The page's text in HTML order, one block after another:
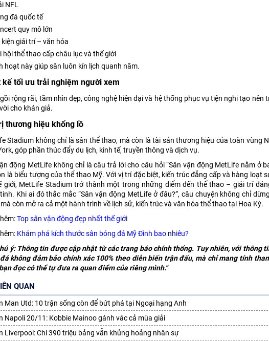
NFL
đá quốc tế
quy mô lớn
kiện giải trí – văn hóa
hội thể thao cấp châu lục và thế giới
hoạt này giúp sân luôn kín lịch quanh năm.
kế tối ưu trải nghiệm người xem
rộng rãi, tầm nhìn đẹp, công nghệ hiện đại và hệ thống phục vụ tiện nghi tạo nên
cho khán giả.
thương hiệu khổng lồ
Stadium không chỉ là sân thể thao, mà còn là tài sản thương hiệu của toàn vùng
góp phần thúc đẩy du lịch, kinh tế, truyền thông và dịch vụ.
động MetLife không chỉ là câu trả lời cho câu hỏi “Sân vận động MetLife nằm ở
là biểu tượng của thể thao Mỹ. Với vị trí đặc biệt, kiến trúc đẳng cấp và hàng loạt
giới, MetLife Stadium trở thành một trong những điểm đến thể thao – giải trí
Khi ai đó thắc mắc “Sân vận động MetLife ở đâu?”, câu chuyện không chỉ
mà còn mở ra cả một hành trình về lịch sử, kiến trúc và văn hóa thể thao tại Hoa Kỳ.
Top sân vận động đẹp nhất thế giới
Khám phá kích thước sân bóng đá Mỹ Đình bao nhiêu?
ý: Thông tin được cập nhật từ các trang báo chính thống. Tuy nhiên, với thông
không đảm bảo chính xác 100% theo diễn biến trận đấu, mà chỉ mang tính
đọc có thể tự đưa ra quan điểm của riêng mình."
QUAN
Man Utd: 10 trận sống còn để bứt phá tại Ngoại hạng Anh
Napoli 20/11: Kobbie Mainoo gánh vác cả mùa giải
Liverpool: Chi 390 triệu bảng vẫn khủng hoảng nhân sự